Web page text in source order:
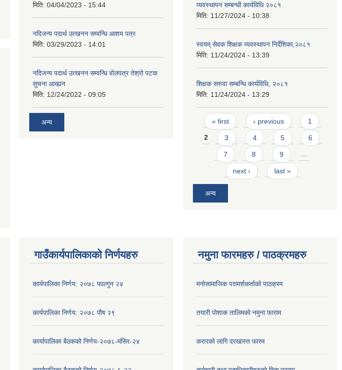
मिति: 04/04/2023 - 15:44
नदिजन्य पदार्थ उत्खनन सम्वन्धि आशय पत्र
मिति: 03/29/2023 - 14:01
नदिजन्य पदार्थ उत्खनन सम्वन्धि वोलपत्र तेश्रो पटक
सुचना आव्ह्यन
मिति: 12/24/2022 - 09:05
अन्य
व्यवस्थापन सम्बन्धी कार्यविधि २०८१
मिति: 11/27/2024 - 10:38
स्वयम् सेवक शिक्षक व्यवस्थापन निर्देशिका,२०८१
मिति: 11/24/2024 - 13:39
शिक्षक सरुवा सम्बन्धि कार्यविधि, २०८१
मिति: 11/24/2024 - 13:29
Pages
« first ‹ previous 1
2 3 4 5 6
7 8 9 …
next › last »
अन्य
गाउँकार्यपालिकाको निर्णयहरु
कार्यपालिका निर्णय: २०७८ फाल्गुन २४
कार्यपालिका निर्णय: २०७८ पौष २९
कार्यापालिका बैठकको निर्णय-२०७८-मंसिर-२४
नमुना फारमहरु / पाठक्रमहरु
मनोसामाजिक परामर्शकर्ताको पाठक्रम
तयारी पोशाक तालिमको नमुना फाराम
करारको लागि दरखास्त फारम